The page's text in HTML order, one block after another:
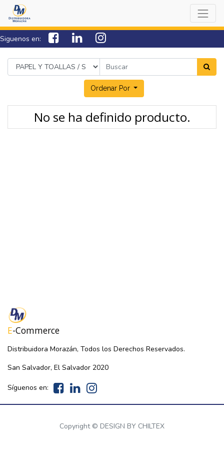
Siguenos en:
7538-0000 sac@lamorazan.com
Ordenar Por
No se ha definido producto.
E-Commerce
Distribuidora Morazán, Todos los Derechos Reservados.
San Salvador, El Salvador 2020
Síguenos en:
Copyright © DESIGN BY CHILTEX